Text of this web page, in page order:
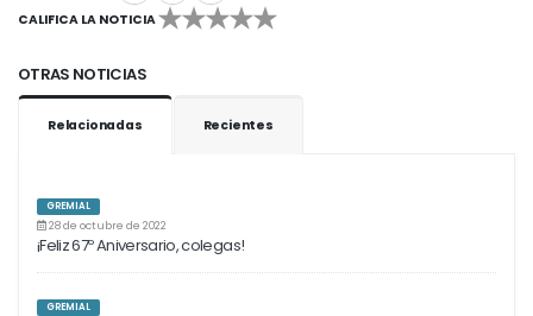
CALIFICA LA NOTICIA
1 2 3 4 5
OTRAS NOTICIAS
Relacionadas Recientes
GREMIAL
28 de octubre de 2022
¡Feliz 67º Aniversario, colegas!
GREMIAL